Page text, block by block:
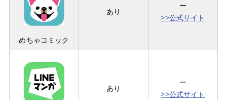
めちゃコミック
あり
ー
>>公式サイト
あり
ー
>>公式サイト